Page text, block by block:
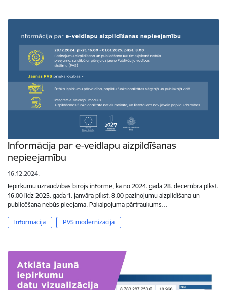
Informācija par e-veidlapu aizpildīšanas
nepieejamību
16.12.2024.
Iepirkumu uzraudzības birojs informē, ka no 2024. gada 28. decembra plkst.
16.00 līdz 2025. gada 1. janvāra plkst. 8.00 paziņojumu aizpildīšana un
publicēšana nebūs pieejama. Pakalpojuma pārtraukums…
Informācija PVS modernizācija